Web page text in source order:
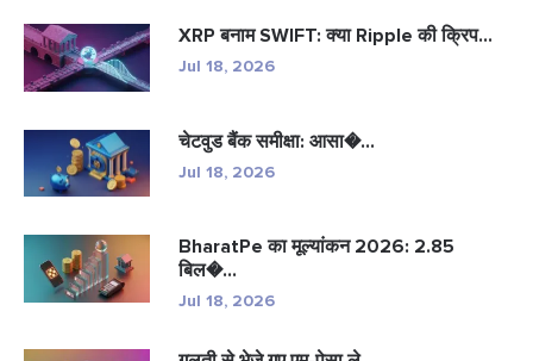
XRP बनाम SWIFT: क्या Ripple की क्रिप...
Jul 18, 2026
चेटवुड बैंक समीक्षा: आसा�...
Jul 18, 2026
BharatPe का मूल्यांकन 2026: 2.85
बिल�...
Jul 18, 2026